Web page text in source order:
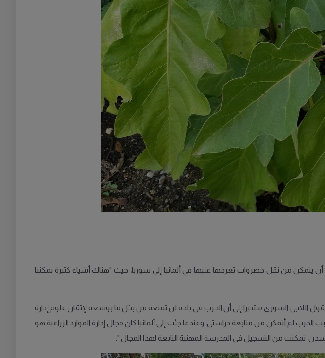
من نقل خضروات تعرفها عليها في ألمانيا إلى سوريا، حيث "هناك أشياء كثيرة يمكننا
اللاجئ السوري مشيرا إلى أن الحرب في بلده لن تمنعه من بذل ما بوسعه لإتقان علوم إدارة
لم أتمكن من متابعة دراستي، وعندما جئت إلى ألمانيا كان مجال إدارة الموارد الزراعية هو
تمكنت من التسجيل في المدرسة المهنية التابعة لهذا المجال ".